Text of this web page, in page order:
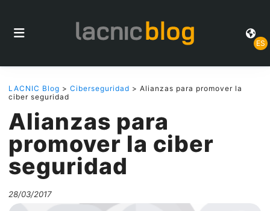
ES
LACNIC Blog > Ciberseguridad > Alianzas para promover la
ciber seguridad
Alianzas para
promover la ciber
seguridad
28/03/2017